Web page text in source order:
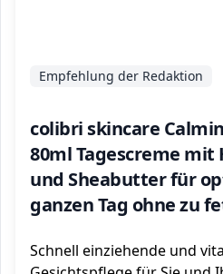
colibri skincare
80ml Tagescreme mit
und Sheabutter für
ganzen Tag ohne zu
face cream
Empfehlung der Redaktion
Schnell einziehende und